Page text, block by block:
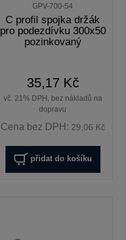
GPV-700-54
C profil spojka držák
pro podezdívku 300x50
pozinkovaný
35,17 Kč
vč. 21% DPH, bez nákladů na
dopravu
Cena bez DPH: 29,06 Kč
přidat do košíku